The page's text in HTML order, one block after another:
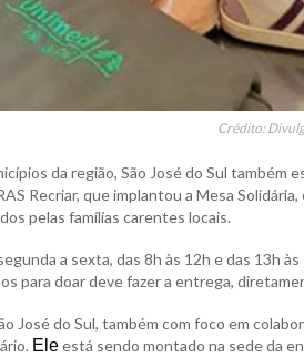
Crédito:
da região, São José do Sul também
Recriar, que implantou a Mesa
pelas famílias carentes locais.
a sexta, das 8h às 12h e das 13h às
para doar deve fazer a entrega,
José do Sul, também com foco em
Eleestá sendo montado na sede da